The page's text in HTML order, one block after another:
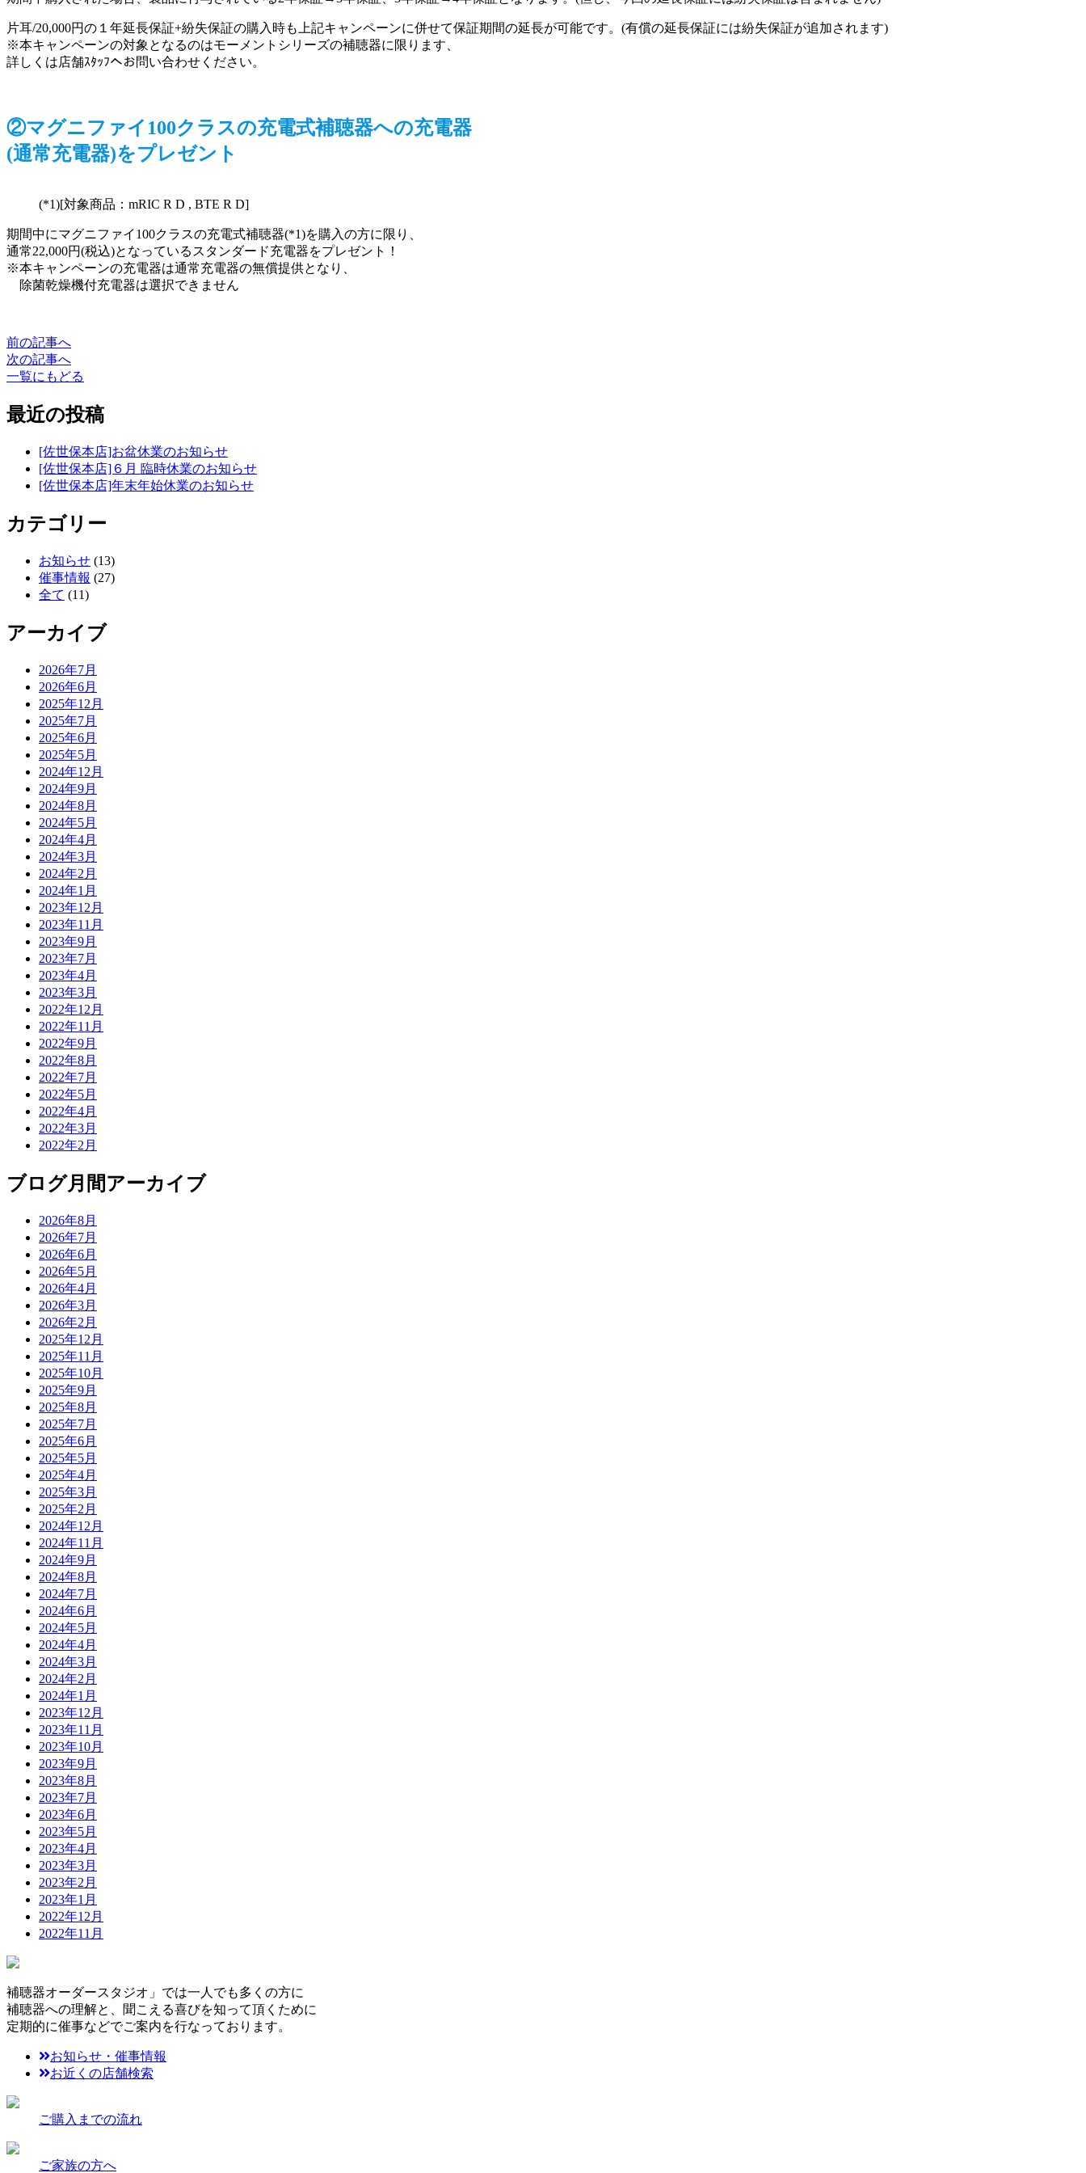
片耳/20,000円の１年延長保証+紛失保証の購入時も上記キャンペーンに併せて保証期間の延長が可能です。(有償の延長保証には紛失保証が追加されます)
※本キャンペーンの対象となるのはモーメントシリーズの補聴器に限ります、
詳しくは店舗ｽﾀｯﾌへお問い合わせください。
②マグニファイ100クラスの充電式補聴器への充電器
(通常充電器)をプレゼント
(*1)[対象商品：mRIC R D , BTE R D]
期間中にマグニファイ100クラスの充電式補聴器(*1)を購入の方に限り、
通常22,000円(税込)となっているスタンダード充電器をプレゼント！
※本キャンペーンの充電器は通常充電器の無償提供となり、
除菌乾燥機付充電器は選択できません
前の記事へ
次の記事へ
一覧にもどる
最近の投稿
[佐世保本店]お盆休業のお知らせ
[佐世保本店]６月 臨時休業のお知らせ
[佐世保本店]年末年始休業のお知らせ
カテゴリー
お知らせ (13)
催事情報 (27)
全て (11)
アーカイブ
2026年7月
2026年6月
2025年12月
2025年7月
2025年6月
2025年5月
2024年12月
2024年9月
2024年8月
2024年5月
2024年4月
2024年3月
2024年2月
2024年1月
2023年12月
2023年11月
2023年9月
2023年7月
2023年4月
2023年3月
2022年12月
2022年11月
2022年9月
2022年8月
2022年7月
2022年5月
2022年4月
2022年3月
2022年2月
ブログ月間アーカイブ
2026年8月
2026年7月
2026年6月
2026年5月
2026年4月
2026年3月
2026年2月
2025年12月
2025年11月
2025年10月
2025年9月
2025年8月
2025年7月
2025年6月
2025年5月
2025年4月
2025年3月
2025年2月
2024年12月
2024年11月
2024年9月
2024年8月
2024年7月
2024年6月
2024年5月
2024年4月
2024年3月
2024年2月
2024年1月
2023年12月
2023年11月
2023年10月
2023年9月
2023年8月
2023年7月
2023年6月
2023年5月
2023年4月
2023年3月
2023年2月
2023年1月
2022年12月
2022年11月
補聴器オーダースタジオ」では一人でも多くの方に
補聴器への理解と、聞こえる喜びを知って頂くために
定期的に催事などでご案内を行なっております。
お知らせ・催事情報
お近くの店舗検索
ご購入までの流れ
ご家族の方へ